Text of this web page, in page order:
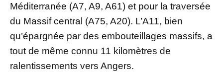
Méditerranée (A7, A9, A61) et pour la traversée
du Massif central (A75, A20). L’A11, bien
qu’épargnée par des embouteillages massifs, a
tout de même connu 11 kilomètres de
ralentissements vers Angers.